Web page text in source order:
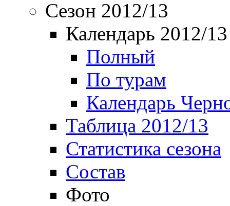
Сезон 2012/13
Календарь 2012/13
Полный
По турам
Календарь
Таблица 2012/13
Статистика сезона
Состав
Фото